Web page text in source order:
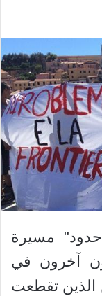
مسيرة
آخرون في
الذين تقطعت